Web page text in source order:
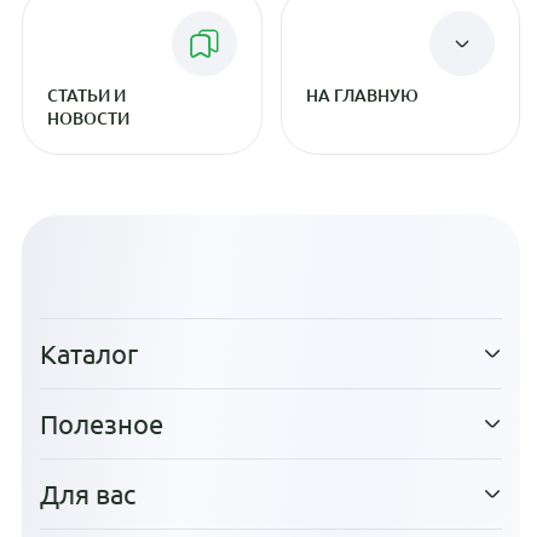
СТАТЬИ И
НОВОСТИ
НА ГЛАВНУЮ
Каталог
Полезное
Для вас